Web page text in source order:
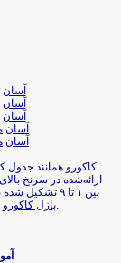
آسان
آسان
آسان
آسان
آسان
کاکورو همانند جدول
ارائه‌شده در سرنخ
بین ۱ تا ۹ تشکیل شده باشند، و هر عدد تنها می‌تواند یک‌بار در کلمه استفاده شود. هر
پازل کاکوروفقط یک راه‌حل دارد، و تنها با منطق قابل حل است.